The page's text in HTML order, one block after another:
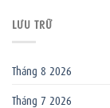
LƯU TRỮ
Tháng 8 2026
Tháng 7 2026